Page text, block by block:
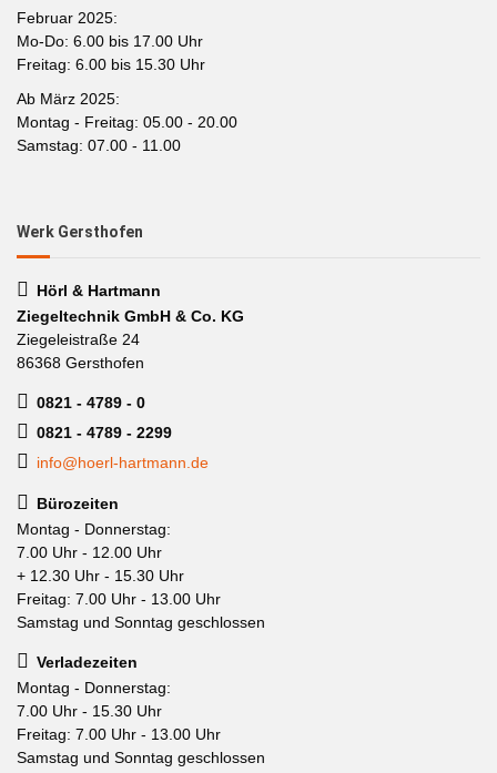
Februar 2025:
Mo-Do: 6.00 bis 17.00 Uhr
Freitag: 6.00 bis 15.30 Uhr
Ab März 2025:
Montag - Freitag: 05.00 - 20.00
Samstag: 07.00 - 11.00
Werk Gersthofen
Hörl & Hartmann
Ziegeltechnik GmbH & Co. KG
Ziegeleistraße 24
86368 Gersthofen
0821 - 4789 - 0
0821 - 4789 - 2299
info@hoerl-hartmann.de
Bürozeiten
Montag - Donnerstag:
7.00 Uhr - 12.00 Uhr
+ 12.30 Uhr - 15.30 Uhr
Freitag: 7.00 Uhr - 13.00 Uhr
Samstag und Sonntag geschlossen
Verladezeiten
Montag - Donnerstag:
7.00 Uhr - 15.30 Uhr
Freitag: 7.00 Uhr - 13.00 Uhr
Samstag und Sonntag geschlossen